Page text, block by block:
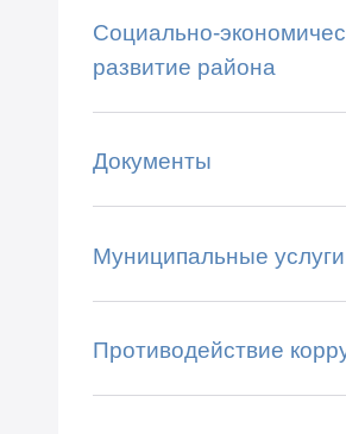
Социально-
развитие района
Документы
Муниципальные услуги
Противодействие